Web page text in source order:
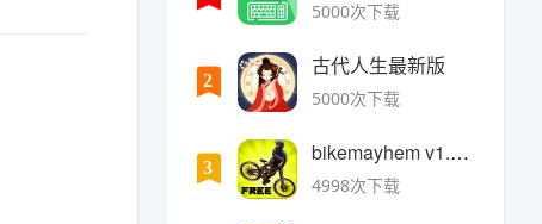
5000次下载
2
古代人生最新版
5000次下载
3
bikemayhem v1.6.2安卓版
4998次下载